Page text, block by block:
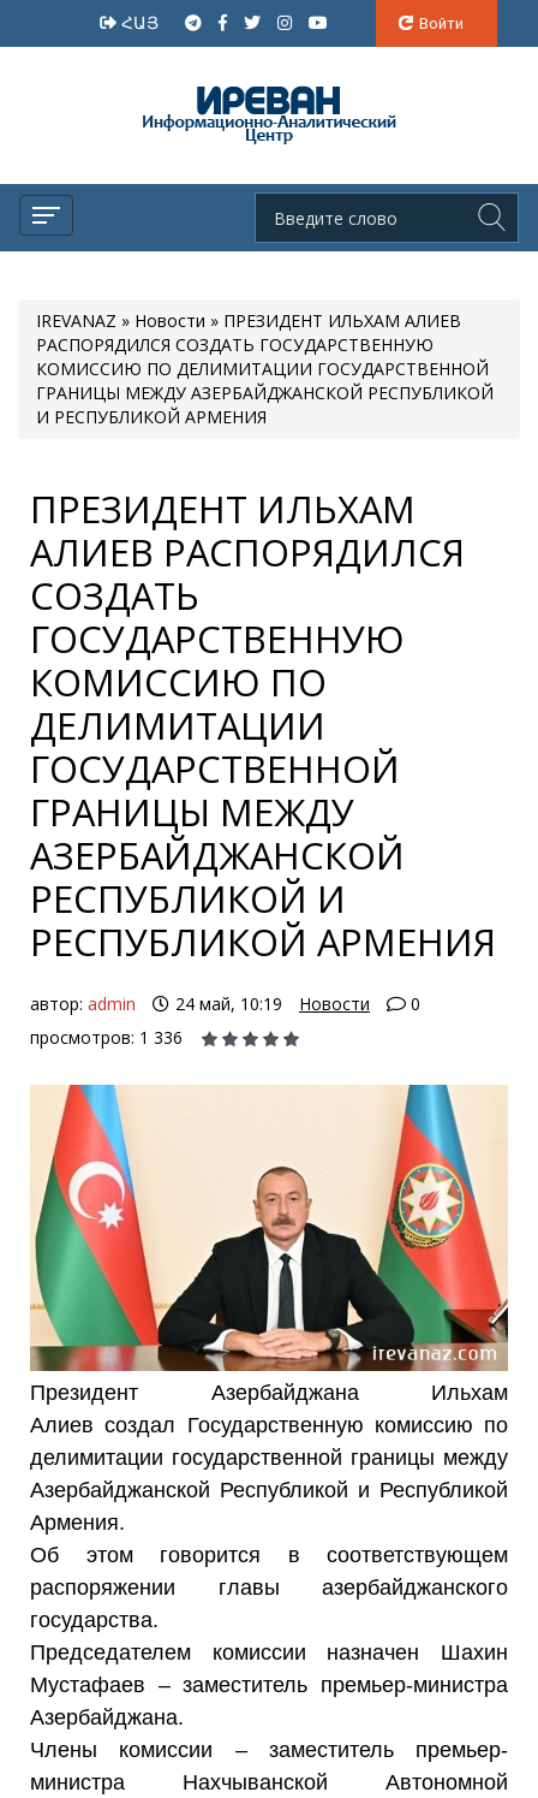
ՀԱՅ Войти
IREVANAZ » Новости » ПРЕЗИДЕНТ ИЛЬХАМ АЛИЕВ
РАСПОРЯДИЛСЯ СОЗДАТЬ ГОСУДАРСТВЕННУЮ
КОМИССИЮ ПО ДЕЛИМИТАЦИИ ГОСУДАРСТВЕННОЙ
ГРАНИЦЫ МЕЖДУ АЗЕРБАЙДЖАНСКОЙ РЕСПУБЛИКОЙ
И РЕСПУБЛИКОЙ АРМЕНИЯ
ПРЕЗИДЕНТ ИЛЬХАМ
АЛИЕВ РАСПОРЯДИЛСЯ
СОЗДАТЬ
ГОСУДАРСТВЕННУЮ
КОМИССИЮ ПО
ДЕЛИМИТАЦИИ
ГОСУДАРСТВЕННОЙ
ГРАНИЦЫ МЕЖДУ
АЗЕРБАЙДЖАНСКОЙ
РЕСПУБЛИКОЙ И
РЕСПУБЛИКОЙ АРМЕНИЯ
автор: admin 24 май, 10:19 Новости
0
просмотров: 1 336
Президент Азербайджана Ильхам
Алиев создал Государственную комиссию по
делимитации государственной границы между
Азербайджанской Республикой и Республикой
Армения.
Об этом говорится в соответствующем
распоряжении главы азербайджанского
государства.
Председателем комиссии назначен Шахин
Мустафаев – заместитель премьер-министра
Азербайджана.
Члены комиссии – заместитель премьер-
министра Нахчыванской Автономной